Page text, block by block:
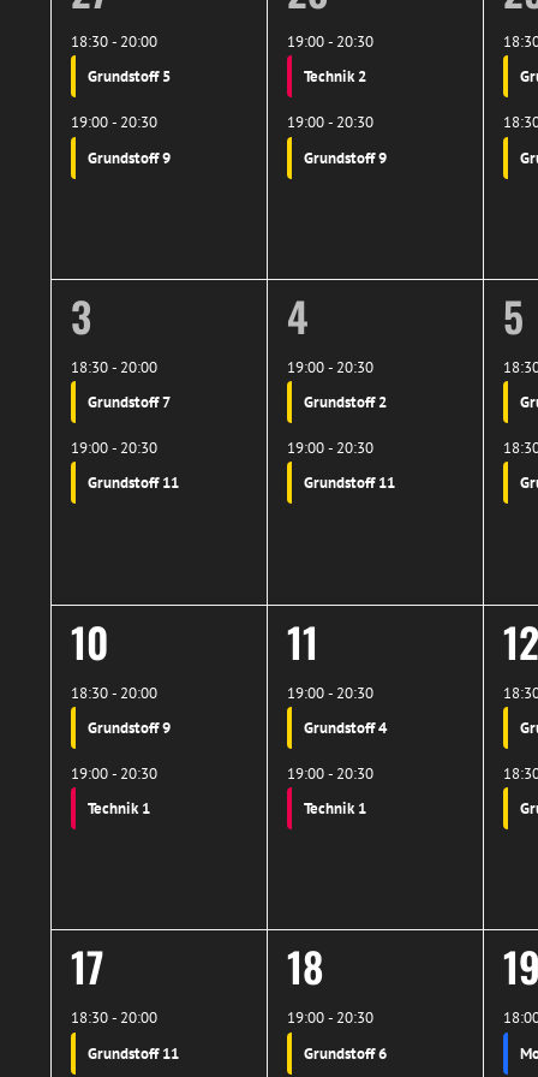
Veranstaltungen
Veranstaltungen,
18:30- 20:00
Grundstoff 5
19:00- 20:30
Grundstoff 9
19:00- 20:30
Technik 2
19:00- 20:30
Grundstoff 9
2
Veranstaltungen,
3
18:30- 20:00
Grundstoff 7
19:00- 20:30
Grundstoff 11
2
4
19:00- 20:30
Grundstoff 2
19:00- 20:30
Grundstoff 11
2
5
2
Veranstaltungen,
10
18:30- 20:00
Grundstoff 9
19:00- 20:30
Technik 1
2
11
19:00- 20:30
Grundstoff 4
19:00- 20:30
Technik 1
2
12
2
Veranstaltungen,
17
18:30- 20:00
Grundstoff 11
2
18
19:00- 20:30
Grundstoff 6
3
19